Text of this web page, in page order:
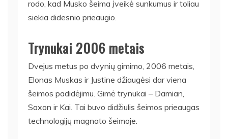
rodo, kad Musko šeima įveikė sunkumus ir toliau
siekia didesnio prieaugio.
Trynukai 2006 metais
Dvejus metus po dvynių gimimo, 2006 metais,
Elonas Muskas ir Justine džiaugėsi dar viena
šeimos padidėjimu. Gimė trynukai – Damian,
Saxon ir Kai. Tai buvo didžiulis šeimos prieaugas
technologijų magnato šeimoje.